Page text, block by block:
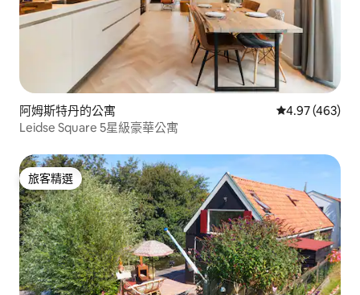
阿姆斯特丹的公寓 從 463 則評價
4.97 (463)
Leidse Square 5星級豪華公寓
旅客精選
旅客精選